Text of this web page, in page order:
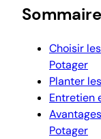
Sommaire
Choisir
Potager
Planter
Entretien
Potager